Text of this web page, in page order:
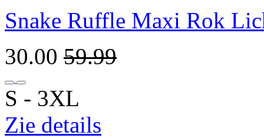
Snake Ruffle Maxi Rok
30.00 59.99
S ‐ 3XL
Zie details